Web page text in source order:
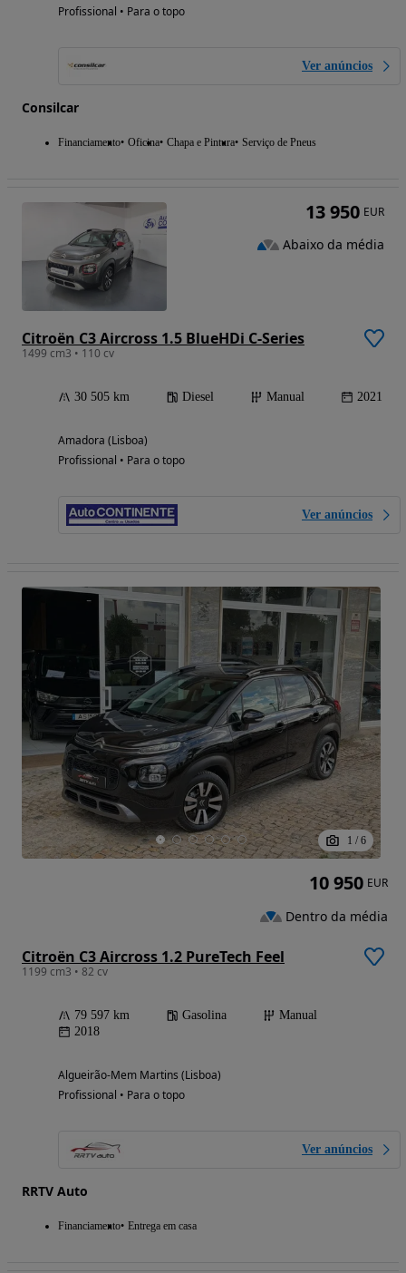
Profissional • Para o topo
Ver anúncios
Consilcar
Financiamento Oficina Chapa e Pintura Serviço de Pneus
Citroën C3 Aircross 1.5 BlueHDi C-Series
1499 cm3 • 110 cv
30 505 km Diesel Manual 2021
Amadora (Lisboa)
Profissional • Para o topo
Ver anúncios
13 950 EUR
Abaixo da média
1 / 6
Citroën C3 Aircross 1.2 PureTech Feel
1199 cm3 • 82 cv
79 597 km Gasolina
Manual
2018
Algueirão-Mem Martins (Lisboa)
Profissional • Para o topo
Ver anúncios
RRTV Auto
Financiamento Entrega em casa
10 950 EUR
Dentro da média